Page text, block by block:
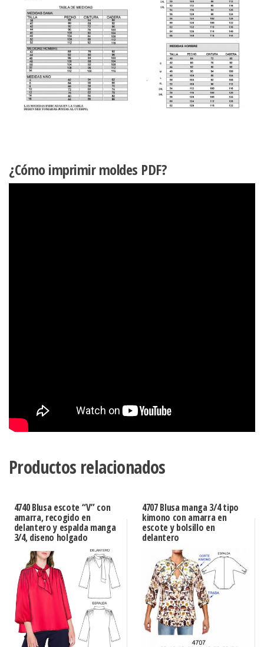
¿Cómo imprimir moldes PDF?
Productos relacionados
4740 Blusa escote “V” con
amarra, recogido en
delantero y espalda manga
3/4, diseno holgado
4707 Blusa manga 3/4 tipo
kimono con amarra en
escote y bolsillo en
delantero